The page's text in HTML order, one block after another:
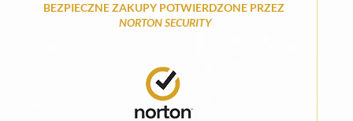
BEZPIECZNE ZAKUPY POTWIERDZONE PRZEZ
NORTON SECURITY